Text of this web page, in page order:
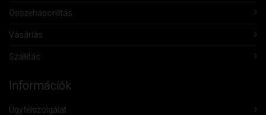
Összehasonlítás
Vásárlás
Szállítás
Információk
Ügyfélszolgálat